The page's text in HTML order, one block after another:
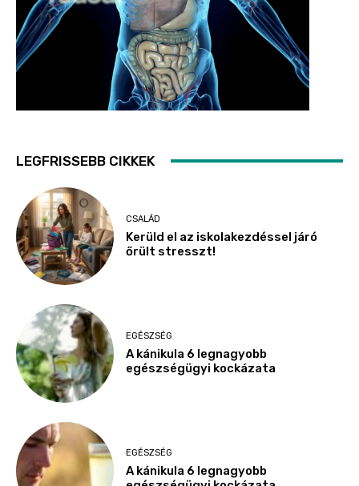
LEGFRISSEBB CIKKEK
CSALÁD
Kerüld el az iskolakezdéssel járó
őrült stresszt!
EGÉSZSÉG
A kánikula 6 legnagyobb
egészségügyi kockázata
EGÉSZSÉG
A kánikula 6 legnagyobb